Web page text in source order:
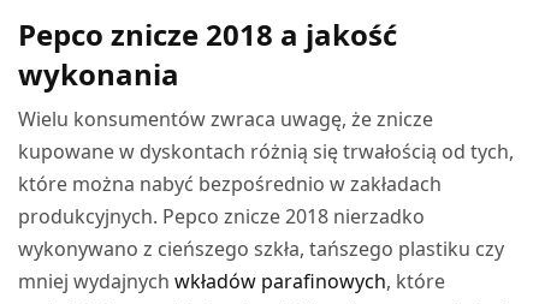
Pepco znicze 2018 a jakość
wykonania
Wielu konsumentów zwraca uwagę, że znicze
kupowane w dyskontach różnią się trwałością od tych,
które można nabyć bezpośrednio w zakładach
produkcyjnych. Pepco znicze 2018 nierzadko
wykonywano z cieńszego szkła, tańszego plastiku czy
mniej wydajnychwkładów parafinowych, które